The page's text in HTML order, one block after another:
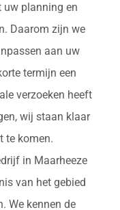
uw planning en
Daarom zijn we
aan uw
termijn een
verzoeken heeft
wij staan klaar
te komen.
in Maarheeze
van het gebied
We kennen de